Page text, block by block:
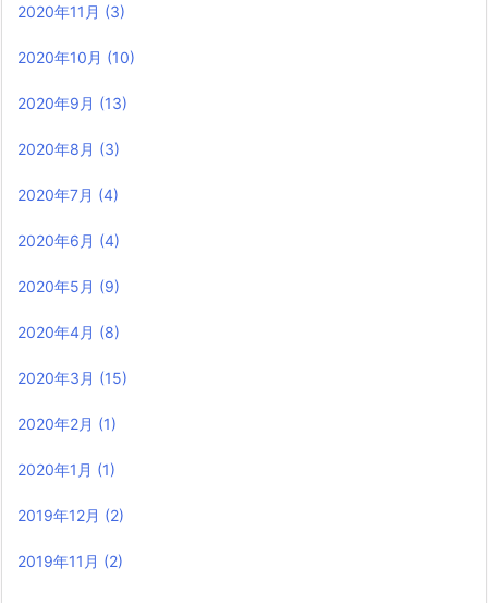
2020年11月 (3)
2020年10月 (10)
2020年9月 (13)
2020年8月 (3)
2020年7月 (4)
2020年6月 (4)
2020年5月 (9)
2020年4月 (8)
2020年3月 (15)
2020年2月 (1)
2020年1月 (1)
2019年12月 (2)
2019年11月 (2)